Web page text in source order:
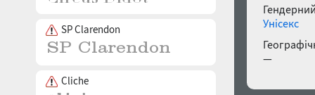
SP Clarendon
Cliche
Унісекс
—